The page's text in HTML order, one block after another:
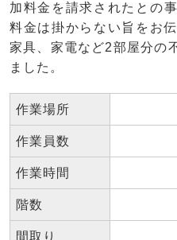
加料金を請求されたとの
料金は掛からない旨をお
家具、家電など2部屋分の
ました。
作業場所
作業員数
作業時間
階数
間取り